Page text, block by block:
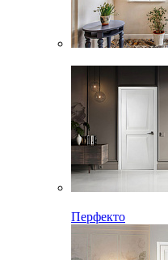
Перфекто